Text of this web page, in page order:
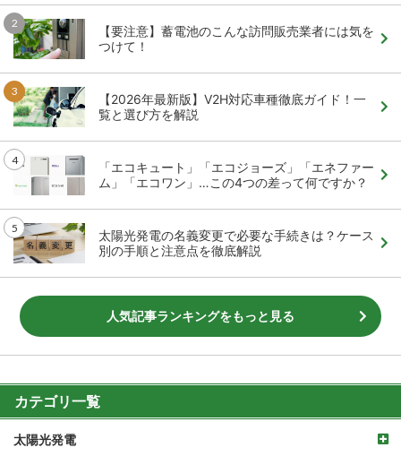
【要注意】蓄電池のこんな訪問販売業者には気を
つけて！
【2026年最新版】V2H対応車種徹底ガイド！一
覧と選び方を解説
「エコキュート」「エコジョーズ」「エネファー
ム」「エコワン」…この4つの差って何ですか？
太陽光発電の名義変更で必要な手続きは？ケース
別の手順と注意点を徹底解説
人気記事ランキングをもっと見る
カテゴリ一覧
太陽光発電